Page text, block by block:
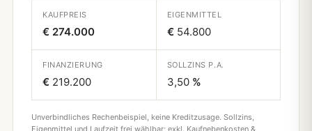
KAUFPREIS
€ 274.000
EIGENMITTEL
€ 54.800
FINANZIERUNG
€ 219.200
SOLLZINS P.A.
3,50%
Unverbindliches Rechenbeispiel, keine Kreditzusage. Sollzins,
Eigenmittel und Laufzeit frei wählbar; exkl. Kaufnebenkosten &